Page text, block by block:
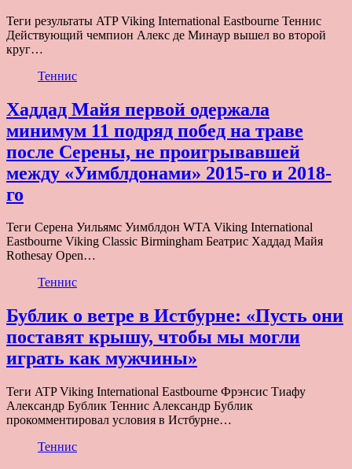
Теги результаты ATP Viking International Eastbourne Теннис
Действующий чемпион Алекс де Минаур вышел во второй
круг…
Теннис
Хаддад Майя первой одержала
минимум 11 подряд побед на траве
после Серены, не проигрывавшей
между «Уимблдонами» 2015-го и 2018-
го
Теги Серена Уильямс Уимблдон WTA Viking International
Eastbourne Viking Classic Birmingham Беатрис Хаддад Майя
Rothesay Open…
Теннис
Бублик о ветре в Истбурне: «Пусть они
поставят крышу, чтобы мы могли
играть как мужчины»
Теги ATP Viking International Eastbourne Фрэнсис Тиафу
Александр Бублик Теннис Александр Бублик
прокомментировал условия в Истбурне…
Теннис